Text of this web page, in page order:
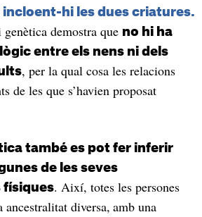
incloent-hi les dues criatures.
demostra que no hi ha
entre els nens ni dels
, per la qual cosa les relacions
de les que s’havien proposat
també es pot fer inferir
de les seves
físiques. Així, totes les persones
ancestralitat diversa, amb una